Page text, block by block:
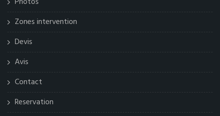
Zones intervention
Devis
Avis
Contact
Reservation